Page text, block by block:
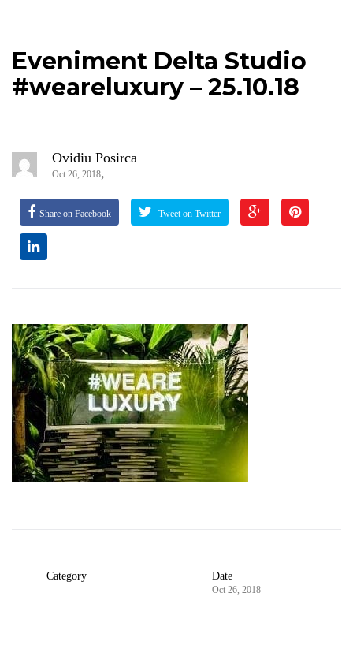
Eveniment Delta Studio
#weareluxury – 25.10.18
Ovidiu Posirca
Oct 26, 2018,
Share on Facebook Tweet on Twitter
Category Date
Oct 26, 2018